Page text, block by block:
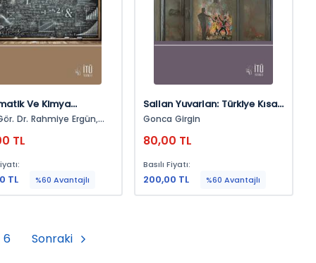
Ve Kimya
Örneklerle
Dr. Rahmiye Ergün,
TL
TL %60 Avantajlı
Sallan Yuvarlan: Türkiye Kısa
Yüzyılının Dans(Lı) Olayları
Gonca Girgin
80,00 TL
Basılı Fiyatı:
200,00 TL %60 Avantajlı
6 Sonraki